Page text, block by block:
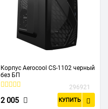
Корпус Aerocool CS-1102 черный
без БП
296921
2 005 КУПИТЬ